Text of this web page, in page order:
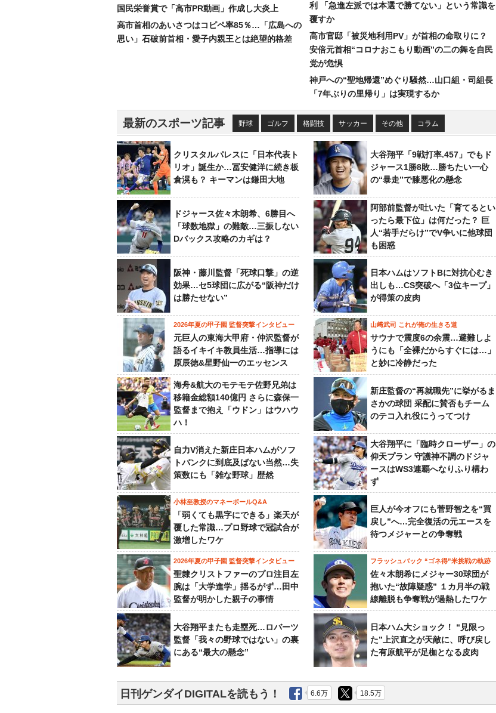
国民栄誉賞で「高市PR動画」作成し大炎上
高市首相のあいさつはコピペ率85％…「広島への
思い」石破前首相・愛子内親王とは絶望的格差
利 「急進左派では本選で勝てない」という常識を
覆すか
高市官邸「被災地利用PV」が首相の命取りに？
安倍元首相“コロナおこもり動画”の二の舞を自民
党が危惧
神戸への“聖地帰還”めぐり騒然…山口組・司組長
「7年ぶりの里帰り」は実現するか
最新のスポーツ記事 野球 ゴルフ 格闘技 サッカー その他 コラム
クリスタルパレスに「日本代表ト
リオ」誕生か…冨安健洋に続き板
倉滉も？ キーマンは鎌田大地
大谷翔平「9戦打率.457」でもド
ジャース1勝8敗…勝ちたい一心
の“暴走”で膝悪化の懸念
ドジャース佐々木朗希、6勝目へ
「球数地獄」の難敵…三振しない
Dバックス攻略のカギは？
阿部前監督が吐いた「育てるとい
ったら最下位」は何だった？ 巨
人“若手だらけ”でV争いに他球団
も困惑
阪神・藤川監督「死球口撃」の逆
効果…セ5球団に広がる“阪神だけ
は勝たせない”
日本ハムはソフトBに対抗心むき
出しも…CS突破へ「3位キープ」
が得策の皮肉
2026年夏の甲子園 監督突撃インタビュー
元巨人の東海大甲府・仲沢監督が
語るイキイキ教員生活…指導には
原辰徳&星野仙一のエッセンス
山﨑武司 これが俺の生きる道
サウナで震度6の余震…避難しよ
うにも「全裸だからすぐには…」
と妙に冷静だった
海舟&航大のモテモテ佐野兄弟は
移籍金総額140億円 さらに森保一
監督まで抱え「ウドン」はウハウ
ハ！
新庄監督の“再就職先”に挙がるま
さかの球団 采配に賛否もチーム
のテコ入れ役にうってつけ
自力V消えた新庄日本ハムがソフ
トバンクに到底及ばない当然…失
策数にも「雑な野球」歴然
大谷翔平に「臨時クローザー」の
仰天プラン 守護神不調のドジャ
ースはWS3連覇へなりふり構わ
ず
小林至教授のマネーボールQ&A
「弱くても黒字にできる」楽天が
覆した常識…プロ野球で冠試合が
激増したワケ
巨人が今オフにも菅野智之を“買
戻し”へ…完全復活の元エースを
待つメジャーとの争奪戦
2026年夏の甲子園 監督突撃インタビュー
聖隷クリストファーのプロ注目左
腕は「大学進学」揺るがず…田中
監督が明かした親子の事情
フラッシュバック “ゴネ得”米挑戦の軌跡
佐々木朗希にメジャー30球団が
抱いた“故障疑惑” １カ月半の戦
線離脱も争奪戦が過熱したワケ
大谷翔平またも走塁死…ロバーツ
監督「我々の野球ではない」の裏
にある“最大の懸念”
日本ハム大ショック！ “見限っ
た”上沢直之が天敵に、呼び戻し
た有原航平が足枷となる皮肉
日刊ゲンダイDIGITALを読もう！ 6.6万 18.5万